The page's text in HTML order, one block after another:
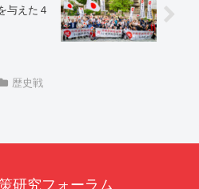
与えた４
歴史戦
研究フォーラム